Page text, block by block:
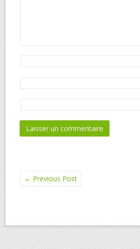
← Previous Post